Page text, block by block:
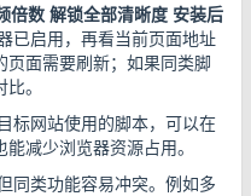
倍数 解锁全部清晰度 安装后
已启用，再看当前页面地址
面需要刷新；如果同类脚
。
标网站使用的脚本，可以在
减少浏览器资源占用。
同类功能容易冲突。例如多